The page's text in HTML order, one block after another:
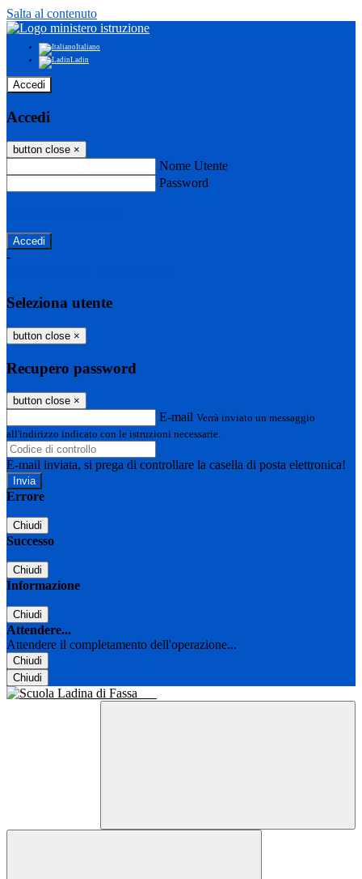
Salta al contenuto
Italiano
Ladin
Accedi
Accedi
button close ×
Nome Utente
Password
-
Seleziona utente
button close ×
Recupero password
button close ×
E-mail Verrà inviato un messaggio
all'indirizzo indicato con le istruzioni necessarie.
E-mail inviata, si prega di controllare la casella di posta elettronica!
Errore
Chiudi
Successo
Chiudi
Informazione
Chiudi
Attendere...
Attendere il completamento dell'operazione...
Chiudi
Chiudi